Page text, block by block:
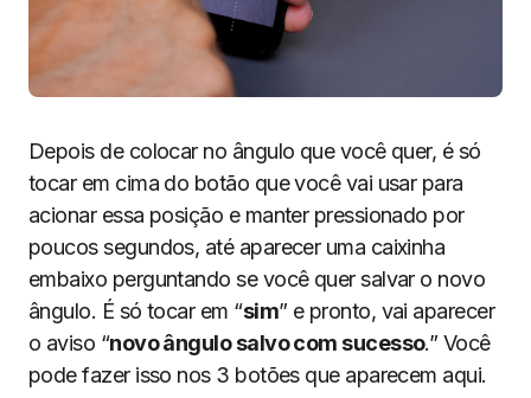
Depois de colocar no ângulo que você quer, é só
tocar em cima do botão que você vai usar para
acionar essa posição e manter pressionado por
poucos segundos, até aparecer uma caixinha
embaixo perguntando se você quer salvar o novo
ângulo. É só tocar em “sim” e pronto, vai aparecer
o aviso “novo ângulo salvo com sucesso.” Você
pode fazer isso nos 3 botões que aparecem aqui.